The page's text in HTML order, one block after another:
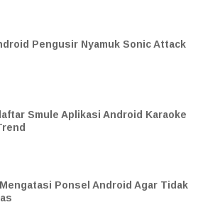
Pengusir Nyamuk Sonic Attack
Smule Aplikasi Android Karaoke
Ponsel Android Agar Tidak